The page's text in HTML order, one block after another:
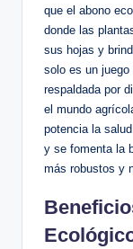
que el abono
donde las
sus hojas y
solo es un
respaldada por
el mundo
potencia la
y se fomenta la
más robustos y